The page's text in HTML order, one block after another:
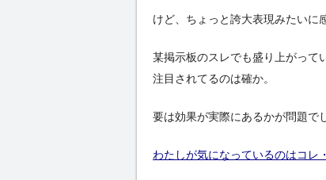
けど、ちょっと誇大表現みたいに
某掲示板のスレでも盛り上がって
注目されてるのは確か。
要は効果が実際にあるかが問題で
わたしが気になっているのはコレ